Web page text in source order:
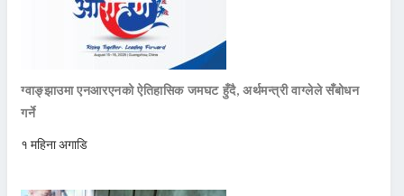
ग्वाङ्झाउमा एनआरएनको ऐतिहासिक जमघट हुँदै, अर्थमन्त्री वाग्लेले सँबोधन
गर्ने
१ महिना अगाडि